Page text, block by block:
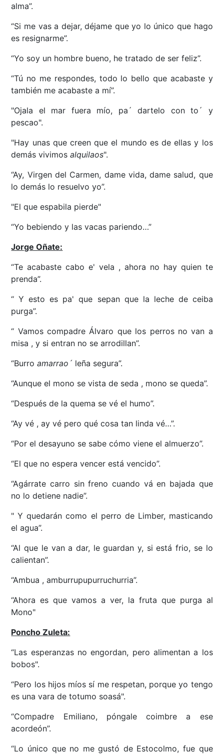
alma”.
“Si me vas a dejar, déjame que yo lo único que hago
es resignarme”.
“Yo soy un hombre bueno, he tratado de ser feliz”.
“Tú no me respondes, todo lo bello que acabaste y
también me acabaste a mí”.
"Ojala el mar fuera mío, pa´ dartelo con to´ y
pescao".
"Hay unas que creen que el mundo es de ellas y los
demás vivimosalquilaos".
“Ay, Virgen del Carmen, dame vida, dame salud, que
lo demás lo resuelvo yo”.
"El que espabila pierde"
“Yo bebiendo y las vacas pariendo…”
Jorge Oñate:
“Te acabaste cabo e' vela , ahora no hay quien te
prenda”.
“ Y esto es pa' que sepan que la leche de ceiba
purga”.
“ Vamos compadre Álvaro que los perros no van a
misa , y si entran no se arrodillan”.
“Burroamarrao´ leña segura”.
“Aunque el mono se vista de seda , mono se queda”.
“Después de la quema se vé el humo”.
“Ay vé , ay vé pero qué cosa tan linda vé…”.
“Por el desayuno se sabe cómo viene el almuerzo”.
“El que no espera vencer está vencido”.
“Agárrate carro sin freno cuando vá en bajada que
no lo detiene nadie”.
" Y quedarán como el perro de Limber, masticando
el agua”.
“Al que le van a dar, le guardan y, si está frio, se lo
calientan”.
“Ambua , amburrupupurruchurria”.
“Ahora es que vamos a ver, la fruta que purga al
Mono"
Poncho Zuleta:
“Las esperanzas no engordan, pero alimentan a los
bobos".
“Pero los hijos míos sí me respetan, porque yo tengo
es una vara de totumo soasá".
“Compadre Emiliano, póngale coimbre a ese
acordeón”.
“Lo único que no me gustó de Estocolmo, fue que